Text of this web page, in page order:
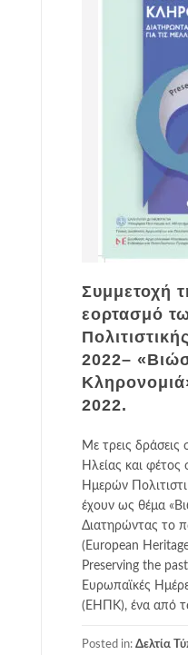
Συμμετοχή
εορτασμό
2022–
2022.
Με τρεις δράσεις
Ηλείας και
Ημερών
έχουν ως θέμα
Διατηρώντας το
(European
Preserving the
Ευρωπαϊκές
(ΕΗΠΚ), ένα από
Posted in: Δελτία